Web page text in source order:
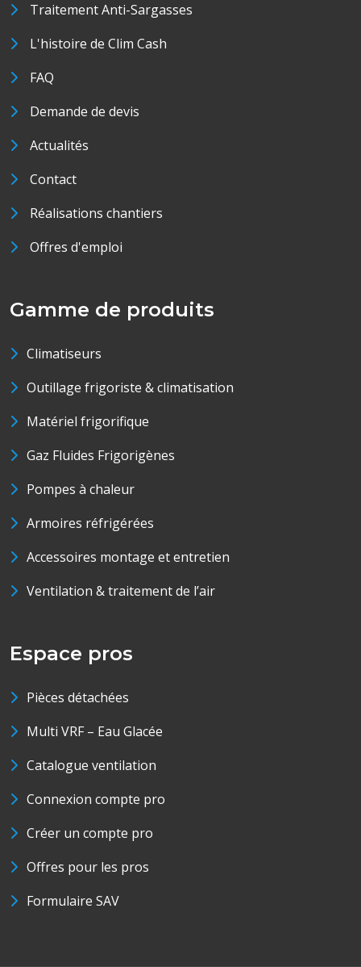
Traitement Anti-Sargasses
L'histoire de Clim Cash
FAQ
Demande de devis
Actualités
Contact
Réalisations chantiers
Offres d'emploi
Gamme de produits
Climatiseurs
Outillage frigoriste & climatisation
Matériel frigorifique
Gaz Fluides Frigorigènes
Pompes à chaleur
Armoires réfrigérées
Accessoires montage et entretien
Ventilation & traitement de l’air
Espace pros
Pièces détachées
Multi VRF – Eau Glacée
Catalogue ventilation
Connexion compte pro
Créer un compte pro
Offres pour les pros
Formulaire SAV